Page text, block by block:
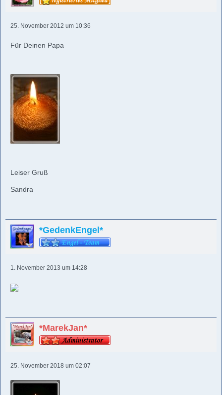
25. November 2012 um 10:36
Für Deinen Papa
Leiser Gruß
Sandra
*GedenkEngel*
1. November 2013 um 14:28
*MarekJan*
25. November 2018 um 02:07